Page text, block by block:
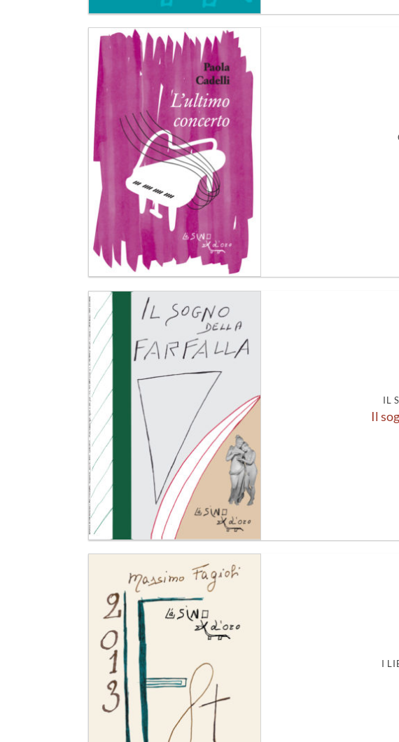
Aggiungi
alla lista
dei
desideri
Aggiungi
alla lista
dei
desideri
IL
Il
desideri
I